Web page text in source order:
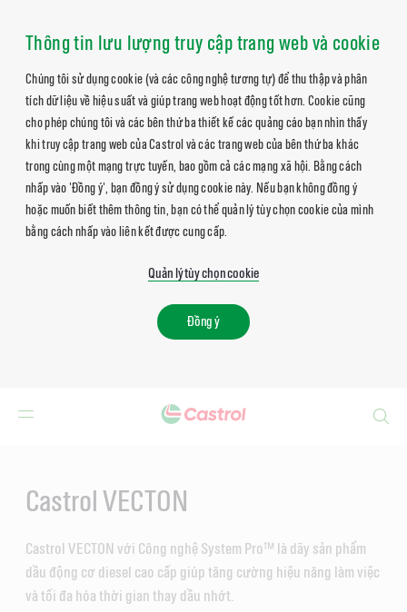
Thông tin lưu lượng truy cập trang web và cookie
Chúng tôi sử dụng cookie (và các công nghệ tương tự) để thu thập và phân
tích dữ liệu về hiệu suất và giúp trang web hoạt động tốt hơn. Cookie cũng
cho phép chúng tôi và các bên thứ ba thiết kế các quảng cáo bạn nhìn thấy
khi truy cập trang web của Castrol và các trang web của bên thứ ba khác
trong cùng một mạng trực tuyến, bao gồm cả các mạng xã hội. Bằng cách
nhấp vào 'Đồng ý', bạn đồng ý sử dụng cookie này. Nếu bạn không đồng ý
hoặc muốn biết thêm thông tin, bạn có thể quản lý tùy chọn cookie của mình
bằng cách nhấp vào liên kết được cung cấp.
Quản lý tùy chọn cookie
Đồng ý
Castrol VECTON
Castrol VECTON với Công nghệ System Pro™ là dãy sản phẩm
dầu động cơ diesel cao cấp giúp tăng cường hiệu năng làm việc
và tối đa hóa thời gian thay dầu nhớt.